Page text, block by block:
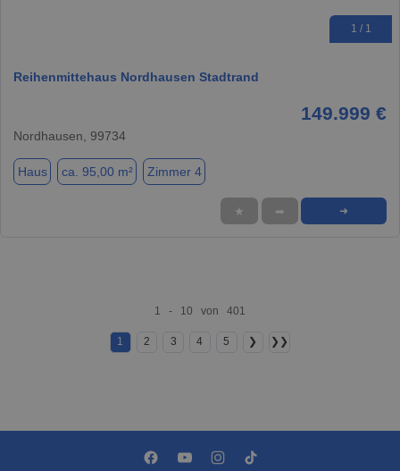
1 / 1
Reihenmittehaus Nordhausen Stadtrand
149.999 €
Nordhausen, 99734
Haus ca. 95,00 m² Zimmer 4
★ ➦ ➜
1 - 10 von 401
1 2 3 4 5 ❯ ❯❯